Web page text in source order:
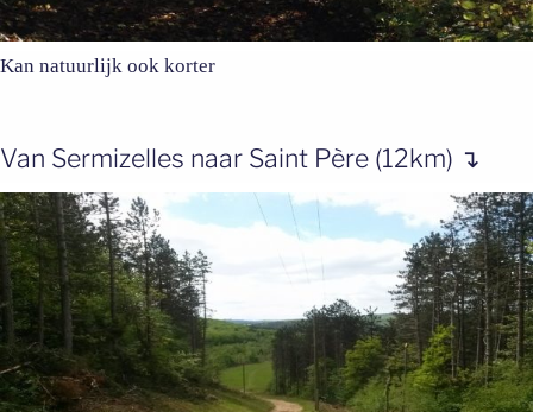
Kan natuurlijk ook korter
Van Sermizelles naar Saint Père (12km) ↴